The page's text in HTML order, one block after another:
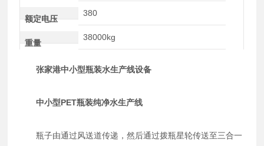
额定电压
380
重量
38000kg
张家港中小型瓶装水生产线设备
中小型PET瓶装纯净水生产线
瓶子由通过风送道传递，然后通过拨瓶星轮传送至三合一